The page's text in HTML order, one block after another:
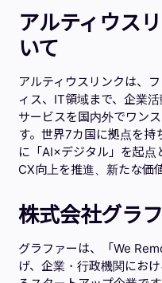
アルティウス
いて
アルティウスリンクは、
ィス、IT領域まで、企業
サービスを国内外でワン
す。世界7カ国に拠点を持
に「AI×デジタル」を起点
CX向上を推進、新たな価
株式会社グラ
グラファーは、「We
げ、企業・行政機関にお